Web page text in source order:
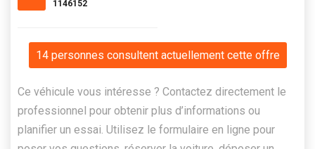
1146152
14 personnes consultent actuellement cette offre
Ce véhicule vous intéresse ? Contactez directement le
professionnel pour obtenir plus d’informations ou
planifier un essai. Utilisez le formulaire en ligne pour